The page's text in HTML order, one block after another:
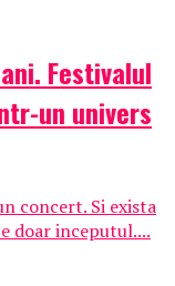
Festivalul
un univers
concert. Si exista
doar inceputul....